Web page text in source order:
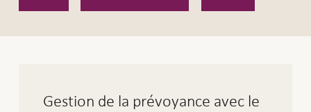
Gestion de la prévoyance avec le